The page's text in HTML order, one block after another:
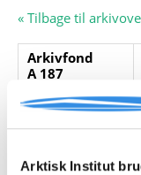
Arktisk Institut
« Tilbage til
Arkivfond
A 187
Beskrivelse:
Giver: